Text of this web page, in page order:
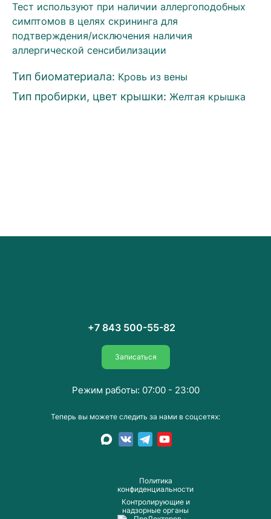
Тест используют при наличии аллергоподобных
симптомов в целях скрининга для
подтверждения/исключения наличия
аллергической сенсибилизации
Тип биоматериала: Кровь из вены
Тип пробирки, цвет крышки: Желтая крышка
Пoлитика
конфиденциальности
Контролирующие и
надзорные органы
+7 843 500-55-82
Записаться
Теперь вы можете следить за нами в соцсетях:
Режим работы: 07:00 - 23:00